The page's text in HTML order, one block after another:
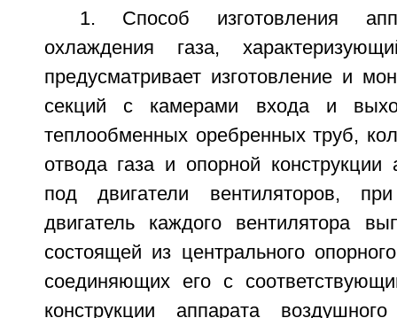
1. Способ изготовления
охлаждения газа,
предусматривает изготовление и
секций с камерами входа и
теплообменных оребренных труб,
отвода газа и опорной
под двигатели вентиляторов,
двигатель каждого вентилятора
состоящей из центрального
соединяющих его с
конструкции аппарата